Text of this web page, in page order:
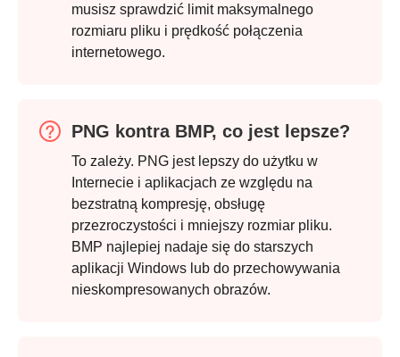
musisz sprawdzić limit maksymalnego
rozmiaru pliku i prędkość połączenia
internetowego.
PNG kontra BMP, co jest lepsze?
To zależy. PNG jest lepszy do użytku w
Internecie i aplikacjach ze względu na
bezstratną kompresję, obsługę
przezroczystości i mniejszy rozmiar pliku.
BMP najlepiej nadaje się do starszych
aplikacji Windows lub do przechowywania
nieskompresowanych obrazów.